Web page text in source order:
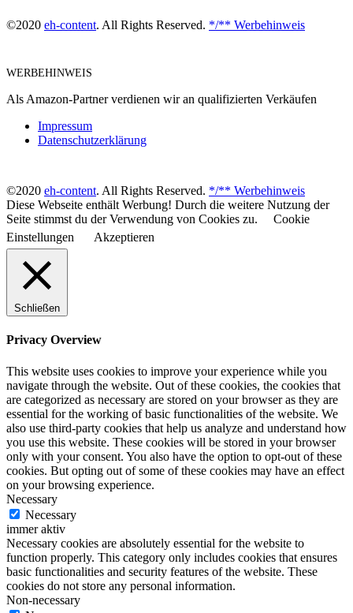
©2020 eh-content. All Rights Reserved. */** Werbehinweis
WERBEHINWEIS
Als Amazon-Partner verdienen wir an qualifizierten Verkäufen
Impressum
Datenschutzerklärung
©2020 eh-content. All Rights Reserved. */** Werbehinweis
Diese Webseite enthält Werbung! Durch die weitere Nutzung der
Seite stimmst du der Verwendung von Cookies zu.
Cookie
Einstellungen
Akzeptieren
Schließen
Privacy Overview
This website uses cookies to improve your experience while you
navigate through the website. Out of these cookies, the cookies that
are categorized as necessary are stored on your browser as they are
essential for the working of basic functionalities of the website. We
also use third-party cookies that help us analyze and understand how
you use this website. These cookies will be stored in your browser
only with your consent. You also have the option to opt-out of these
cookies. But opting out of some of these cookies may have an effect
on your browsing experience.
Necessary
Necessary
immer aktiv
Necessary cookies are absolutely essential for the website to
function properly. This category only includes cookies that ensures
basic functionalities and security features of the website. These
cookies do not store any personal information.
Non-necessary